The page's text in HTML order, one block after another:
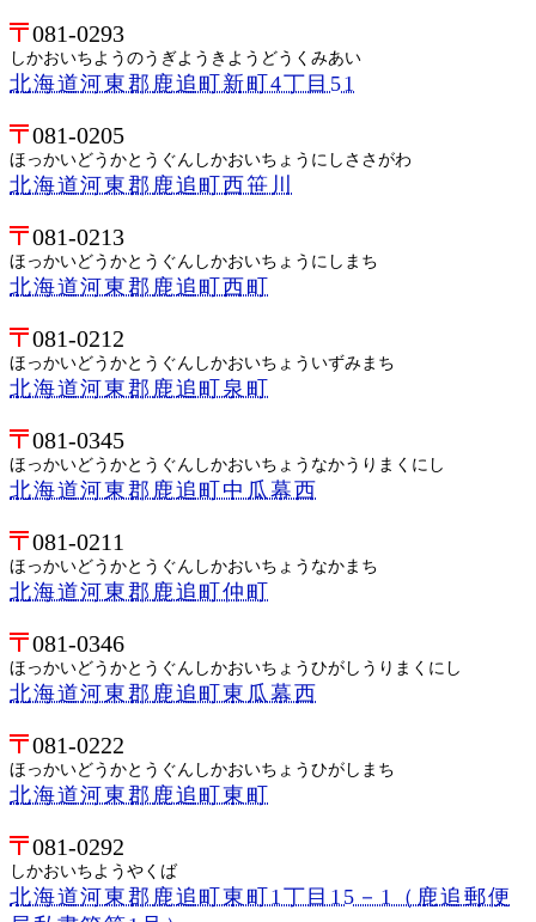
081-0293
しかおいちようのうぎようきようどうくみあい
北海道河東郡鹿追町新町4丁目51
081-0205
ほっかいどうかとうぐんしかおいちょうにしささがわ
北海道河東郡鹿追町西笹川
081-0213
ほっかいどうかとうぐんしかおいちょうにしまち
北海道河東郡鹿追町西町
081-0212
ほっかいどうかとうぐんしかおいちょういずみまち
北海道河東郡鹿追町泉町
081-0345
ほっかいどうかとうぐんしかおいちょうなかうりまくにし
北海道河東郡鹿追町中瓜幕西
081-0211
ほっかいどうかとうぐんしかおいちょうなかまち
北海道河東郡鹿追町仲町
081-0346
ほっかいどうかとうぐんしかおいちょうひがしうりまくにし
北海道河東郡鹿追町東瓜幕西
081-0222
ほっかいどうかとうぐんしかおいちょうひがしまち
北海道河東郡鹿追町東町
081-0292
しかおいちようやくば
北海道河東郡鹿追町東町1丁目15－1（鹿追郵便